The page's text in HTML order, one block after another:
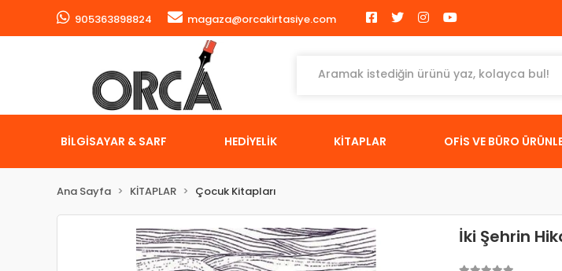
905363898824 magaza@orcakirtasiye.com
BİLGİSAYAR & SARF HEDİYELİK KİTAPLAR OFİS VE BÜRO
Ana Sayfa KİTAPLAR Çocuk Kitapları
İki Şehrin